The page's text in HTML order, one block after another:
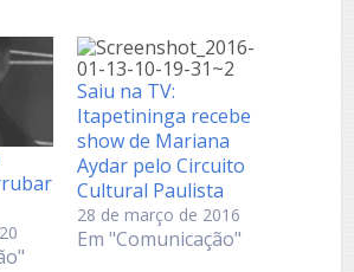
Saiu na TV:
Itapetininga recebe
show de Mariana
Aydar pelo Circuito
Cultural Paulista
28 de março de 2016
Em "Comunicação"